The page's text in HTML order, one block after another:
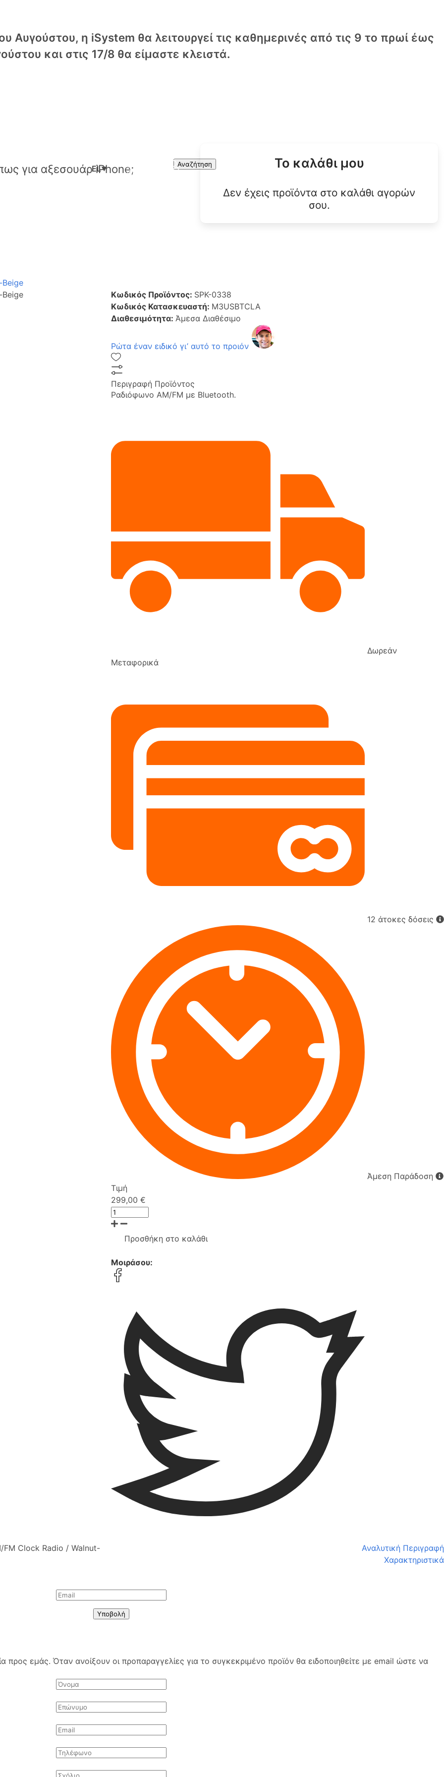
Αυγούστου, η iSystem θα λειτουργεί τις καθημερινές από τις 9 το πρωί έως
και στις 17/8 θα είμαστε κλειστά.
Search Αναζήτηση
EL▼ Το καλάθι μου
Δεν έχεις προϊόντα στο καλάθι αγορών
σου.
Κωδικός Προϊόντος: SPK-0338
Κωδικός Κατασκευαστή: M3USBTCLA
Διαθεσιμότητα: Άμεσα Διαθέσιμο
Ρώτα έναν ειδικό γι’ αυτό το προιόν
Περιγραφή Προϊόντος
Ραδιόφωνο AM/FM με Bluetooth.
Δωρεάν
Μεταφορικά
12 άτοκες δόσεις
Άμεση Παράδοση
Τιμή
299,00 €
Προσθήκη στο καλάθι
Μοιράσου:
Clock Radio / Walnut-
Αναλυτική Περιγραφή
Χαρακτηριστικά
Υποβολή
εμάς. Όταν ανοίξουν οι προπαραγγελίες για το συγκεκριμένο προϊόν θα ειδοποιηθείτε με email ώστε να